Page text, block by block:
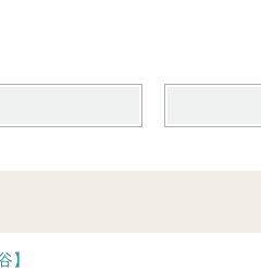
】